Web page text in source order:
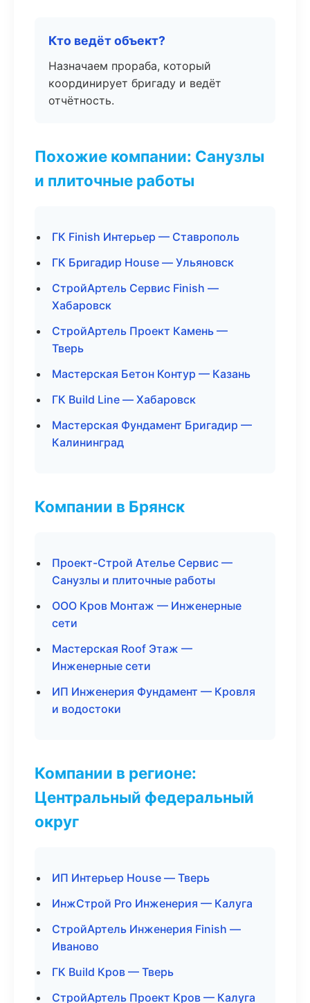
Кто ведёт объект?
Назначаем прораба, который
координирует бригаду и ведёт
отчётность.
Похожие компании: Санузлы
и плиточные работы
ГК Finish Интерьер — Ставрополь
ГК Бригадир House — Ульяновск
СтройАртель Сервис Finish —
Хабаровск
СтройАртель Проект Камень —
Тверь
Мастерская Бетон Контур — Казань
ГК Build Line — Хабаровск
Мастерская Фундамент Бригадир —
Калининград
Компании в Брянск
Проект-Строй Ателье Сервис —
Санузлы и плиточные работы
ООО Кров Монтаж — Инженерные
сети
Мастерская Roof Этаж —
Инженерные сети
ИП Инженерия Фундамент — Кровля
и водостоки
Компании в регионе:
Центральный федеральный
округ
ИП Интерьер House — Тверь
ИнжСтрой Pro Инженерия — Калуга
СтройАртель Инженерия Finish —
Иваново
ГК Build Кров — Тверь
СтройАртель Проект Кров — Калуга